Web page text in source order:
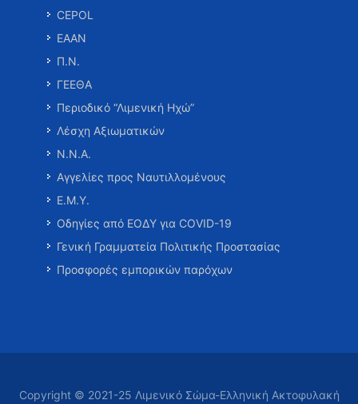
CEPOL
ΕΑΑΝ
Π.Ν.
ΓΕΕΘΑ
Περιοδικό “Λιμενική Ηχώ”
Λέσχη Αξιωματικών
Ν.Ν.Α.
Αγγελίες προς Ναυτιλλομένους
Ε.Μ.Υ.
Οδηγίες από ΕΟΔΥ για COVID-19
Γενική Γραμματεία Πολιτικής Προστασίας
Προσφορές εμπορικών παρόχων
Copyright © 2021-25 Λιμενικό Σώμα-Ελληνική Ακτοφυλακή